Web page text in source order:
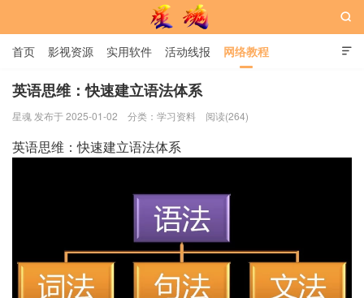

首页 影视资源 实用软件 活动线报 网络教程
用户中心 书籍 娱乐

英语思维：快速建立语法体系
星魂 发布于 2025-01-02 分类： 学习资料 阅读(264)
英语思维：快速建立语法体系